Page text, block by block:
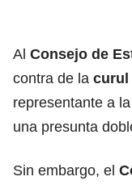
Al Consejo de
contra de la curul
representante a
una presunta
Sin embargo, el